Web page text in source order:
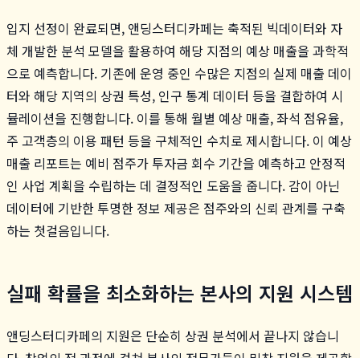
입지 선정이 완료되면, 앤딩스터디카페는 축적된 빅데이터와 자
체 개발한 분석 모델을 활용하여 해당 지점의 예상 매출을 과학적
으로 예측합니다. 기존에 운영 중인 수많은 지점의 실제 매출 데이
터와 해당 지역의 상권 특성, 인구 통계 데이터 등을 결합하여 시
뮬레이션을 진행합니다. 이를 통해 월별 예상 매출, 좌석 점유율,
주 고객층의 이용 패턴 등을 구체적인 수치로 제시합니다. 이 예상
매출 리포트는 예비 점주가 투자금 회수 기간을 예측하고 안정적
인 사업 계획을 수립하는 데 결정적인 도움을 줍니다. 감이 아닌
데이터에 기반한 투명한 정보 제공은 점주와의 신뢰 관계를 구축
하는 첫걸음입니다.
실패 확률을 최소화하는 본사의 지원 시스템
앤딩스터디카페의 지원은 단순히 상권 분석에서 끝나지 않습니